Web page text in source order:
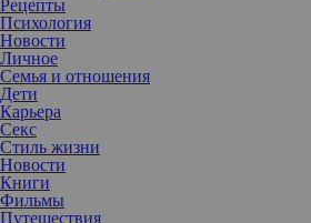
Рецепты
Психология
Новости
Личное
Семья и отношения
Дети
Карьера
Секс
Стиль жизни
Новости
Книги
Фильмы
Путешествия